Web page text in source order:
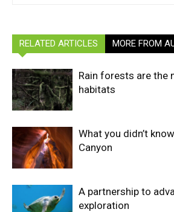
RELATED ARTICLES MORE FROM
Rain forests are the
habitats
What you didn’t
Canyon
A partnership to
exploration